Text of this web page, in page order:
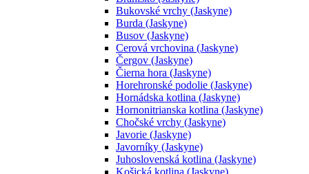
Bukovské vrchy (Jaskyne)
Burda (Jaskyne)
Busov (Jaskyne)
Cerová vrchovina (Jaskyne)
Čergov (Jaskyne)
Čierna hora (Jaskyne)
Horehronské podolie (Jaskyne)
Hornádska kotlina (Jaskyne)
Hornonitrianska kotlina (Jaskyne)
Chočské vrchy (Jaskyne)
Javorie (Jaskyne)
Javorníky (Jaskyne)
Juhoslovenská kotlina (Jaskyne)
Košická kotlina (Jaskyne)